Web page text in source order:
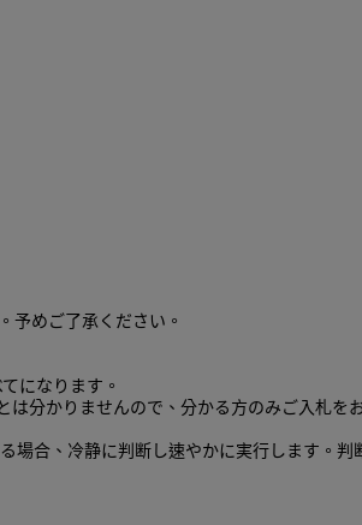
予めご了承ください。
になります。
分かりませんので、分かる方のみご入札を
合、冷静に判断し速やかに実行します。